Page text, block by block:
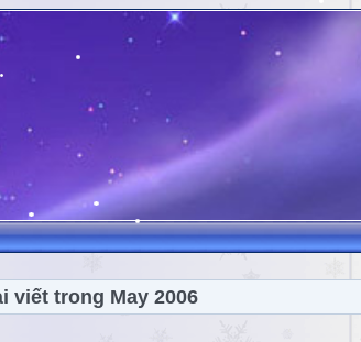
viết trong May 2006